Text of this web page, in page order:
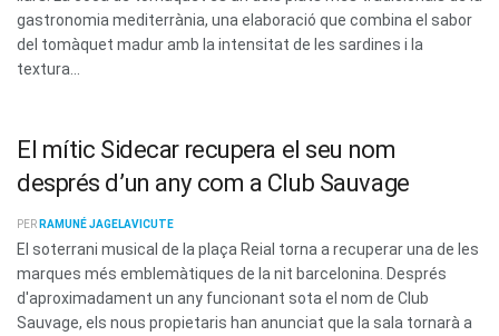
gastronomia mediterrània, una elaboració que combina el sabor
del tomàquet madur amb la intensitat de les sardines i la
textura...
El mític Sidecar recupera el seu nom
després d’un any com a Club Sauvage
PER RAMUNÉ JAGELAVICUTE
El soterrani musical de la plaça Reial torna a recuperar una de les
marques més emblemàtiques de la nit barcelonina. Després
d'aproximadament un any funcionant sota el nom de Club
Sauvage, els nous propietaris han anunciat que la sala tornarà a